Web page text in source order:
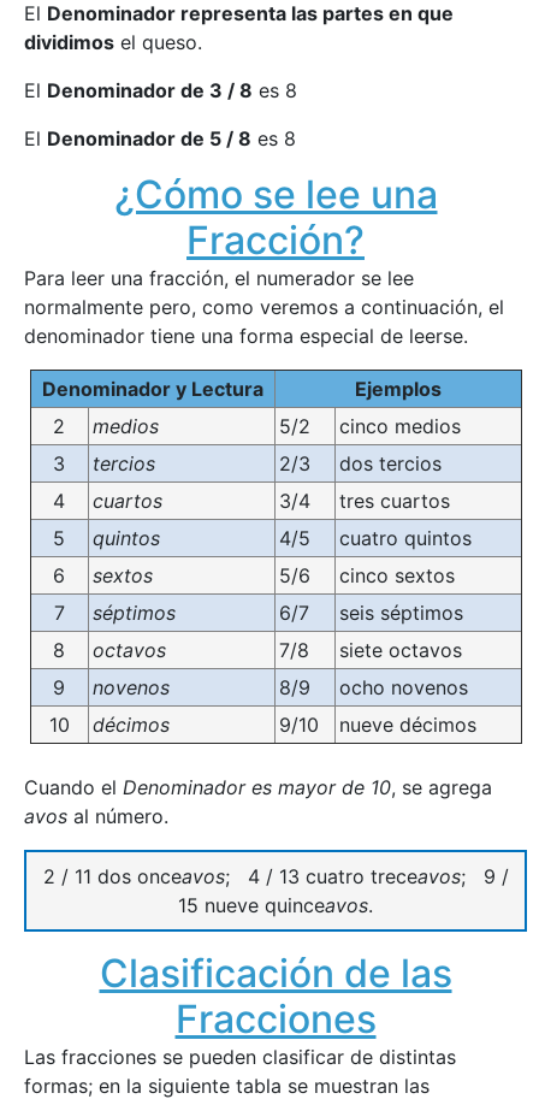
El Denominador representa las partes en que
dividimos el queso.
El Denominador de 3 / 8 es 8
El Denominador de 5 / 8 es 8
¿Cómo se lee una
Fracción?
Para leer una fracción, el numerador se lee
normalmente pero, como veremos a continuación, el
denominador tiene una forma especial de leerse.
Denominador y Lectura
Ejemplos
2
medios 5/2
cinco medios
3
tercios 2/3
dos tercios
4
cuartos 3/4
tres cuartos
5
quintos 4/5
cuatro quintos
6
sextos 5/6
cinco sextos
7
séptimos 6/7
seis séptimos
8
octavos 7/8
siete octavos
9
novenos 8/9
ocho novenos
10
décimos 9/10 nueve décimos
Cuando el Denominador es mayor de 10, se agrega
avos al número.
2 / 11 dos onceavos; 4 / 13 cuatro treceavos; 9 /
15 nueve quinceavos.
Clasificación de las
Fracciones
Las fracciones se pueden clasificar de distintas
formas; en la siguiente tabla se muestran las